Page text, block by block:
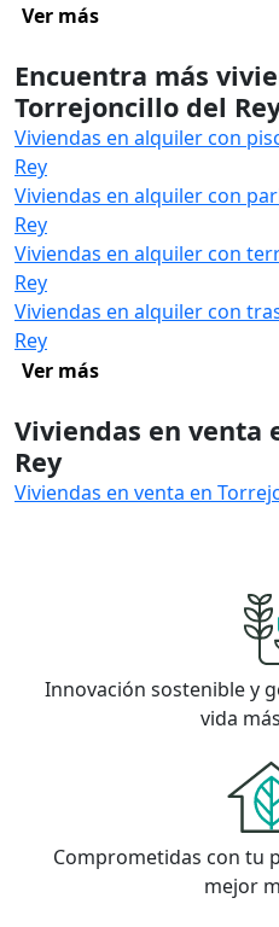
Ver más
Encuentra más
Torrejoncillo del
Viviendas en alquiler con
Rey
Viviendas en alquiler con
Rey
Viviendas en alquiler con
Rey
Viviendas en alquiler con
Rey
Ver más
Viviendas en venta
Rey
Viviendas en venta en
Innovación sostenible y
vida
Comprometidas con tu
mejor